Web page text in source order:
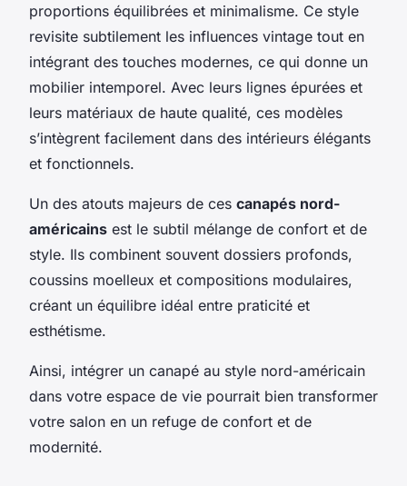
proportions équilibrées et minimalisme. Ce style
revisite subtilement les influences vintage tout en
intégrant des touches modernes, ce qui donne un
mobilier intemporel. Avec leurs lignes épurées et
leurs matériaux de haute qualité, ces modèles
s’intègrent facilement dans des intérieurs élégants
et fonctionnels.
Un des atouts majeurs de ces canapés nord-
américains est le subtil mélange de confort et de
style. Ils combinent souvent dossiers profonds,
coussins moelleux et compositions modulaires,
créant un équilibre idéal entre praticité et
esthétisme.
Ainsi, intégrer un canapé au style nord-américain
dans votre espace de vie pourrait bien transformer
votre salon en un refuge de confort et de
modernité.